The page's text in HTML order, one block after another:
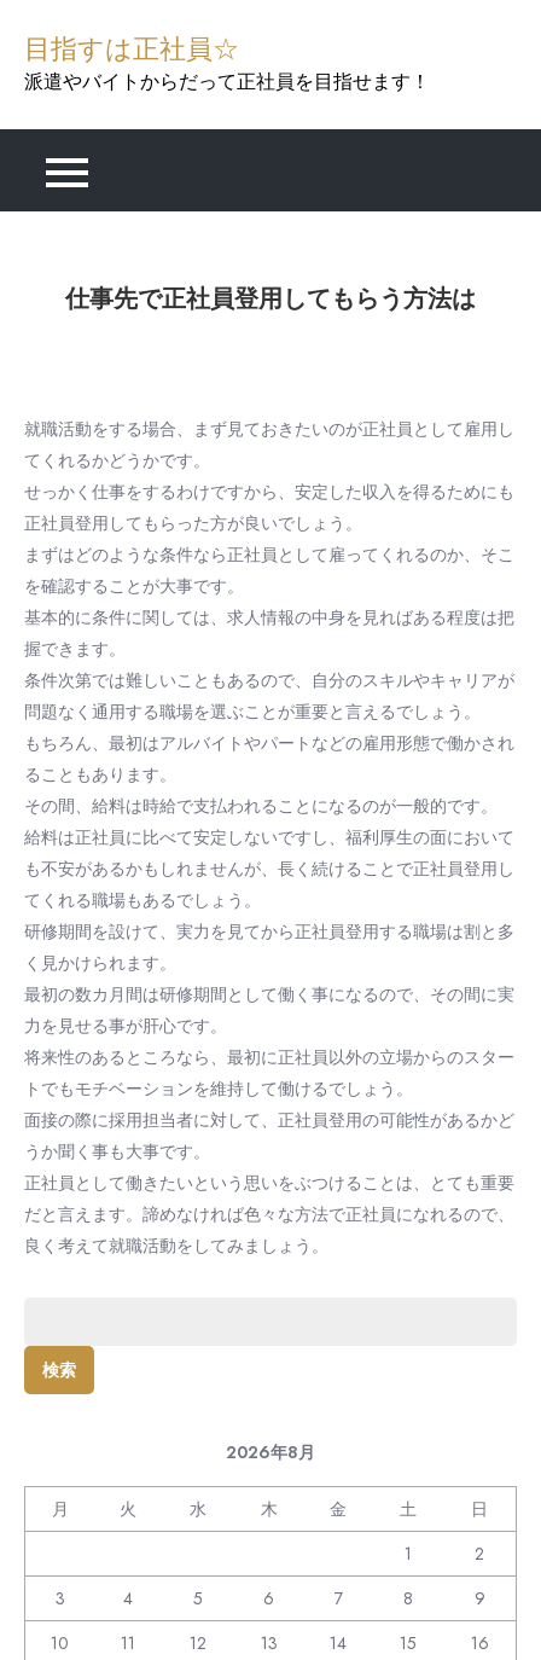
content
目指すは正社員☆
派遣やバイトからだって正社員を目指せます！
仕事先で正社員登用してもらう方法は
就職活動をする場合、まず見ておきたいのが正社員として雇用し
てくれるかどうかです。
せっかく仕事をするわけですから、安定した収入を得るためにも
正社員登用してもらった方が良いでしょう。
まずはどのような条件なら正社員として雇ってくれるのか、そこ
を確認することが大事です。
基本的に条件に関しては、求人情報の中身を見ればある程度は把
握できます。
条件次第では難しいこともあるので、自分のスキルやキャリアが
問題なく通用する職場を選ぶことが重要と言えるでしょう。
もちろん、最初はアルバイトやパートなどの雇用形態で働かされ
ることもあります。
その間、給料は時給で支払われることになるのが一般的です。
給料は正社員に比べて安定しないですし、福利厚生の面において
も不安があるかもしれませんが、長く続けることで正社員登用し
てくれる職場もあるでしょう。
研修期間を設けて、実力を見てから正社員登用する職場は割と多
く見かけられます。
最初の数カ月間は研修期間として働く事になるので、その間に実
力を見せる事が肝心です。
将来性のあるところなら、最初に正社員以外の立場からのスター
トでもモチベーションを維持して働けるでしょう。
面接の際に採用担当者に対して、正社員登用の可能性があるかど
うか聞く事も大事です。
正社員として働きたいという思いをぶつけることは、とても重要
だと言えます。諦めなければ色々な方法で正社員になれるので、
良く考えて就職活動をしてみましょう。
索:
2026年8月
月 火 水 木 金 土
日
1
2
3
4 5 6 7 8
9
10
11 12 13 14 15
16